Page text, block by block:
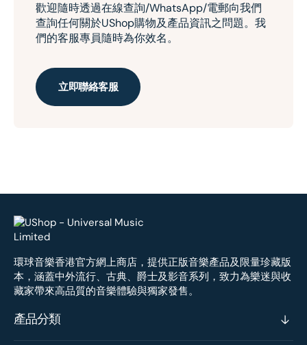
歡迎隨時透過在線查詢/WhatsApp/電郵向我們
查詢任何關於UShop購物及產品資訊之問題。我
們的客服專員隨時為你效名。
立即聯絡客服
環球音樂香港官方網上商店，提供正版音樂產品及限量珍藏版
本，涵蓋中外流行、古典、爵士及影音系列，致力為樂迷與收
藏家帶來高品質的音樂體驗與獨家發售。
產品分類